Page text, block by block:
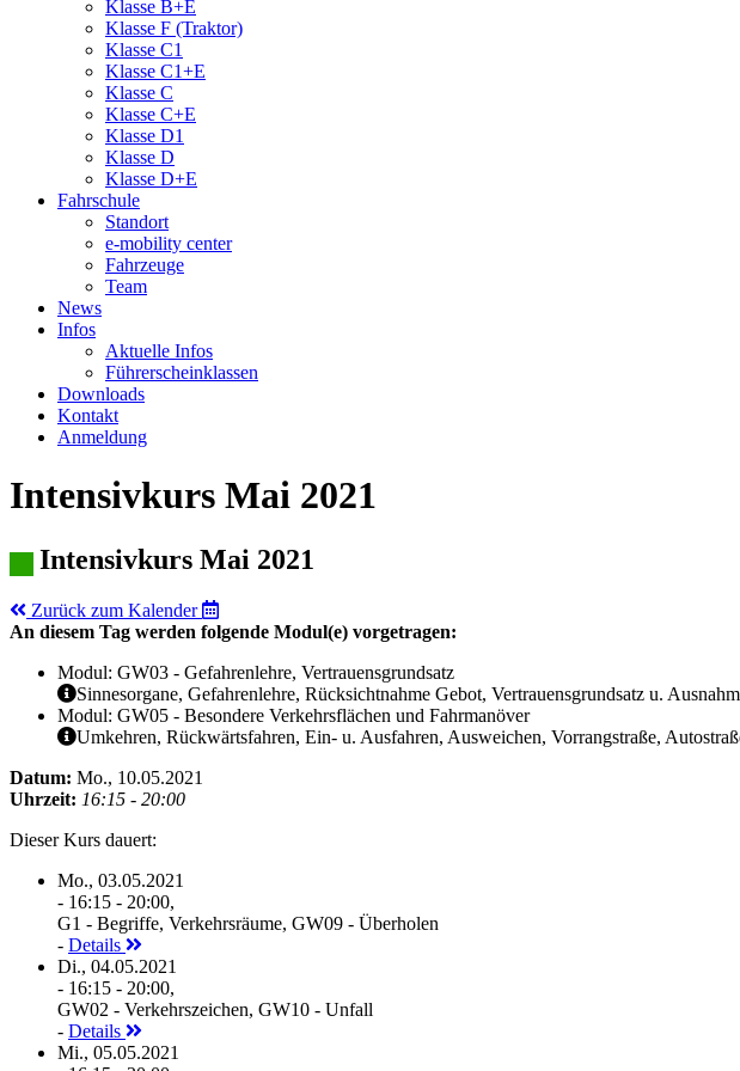
Klasse B+E
Klasse F (Traktor)
Klasse C1
Klasse C1+E
Klasse C
Klasse C+E
Klasse D1
Klasse D
Klasse D+E
Fahrschule
Standort
e-mobility center
Fahrzeuge
Team
News
Infos
Aktuelle Infos
Führerscheinklassen
Downloads
Kontakt
Anmeldung
Intensivkurs Mai 2021
Intensivkurs Mai 2021
Zurück zum Kalender
An diesem Tag werden folgende Modul(e) vorgetragen:
Modul: GW03 - Gefahrenlehre, Vertrauensgrundsatz
Sinnesorgane, Gefahrenlehre, Rücksichtnahme Gebot, Vertrauensgrundsatz u.
Modul: GW05 - Besondere Verkehrsflächen und Fahrmanöver
Umkehren, Rückwärtsfahren, Ein- u. Ausfahren, Ausweichen, Vorrangstraße,
Datum: Mo., 10.05.2021
Uhrzeit: 16:15 - 20:00
Dieser Kurs dauert:
Mo., 03.05.2021
- 16:15 - 20:00,
G1 - Begriffe, Verkehrsräume, GW09 - Überholen
- Details
Di., 04.05.2021
- 16:15 - 20:00,
GW02 - Verkehrszeichen, GW10 - Unfall
- Details
Mi., 05.05.2021